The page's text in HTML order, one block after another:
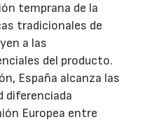
temprana de la
tradicionales de
a las
del producto.
España alcanza las
diferenciada
Europea entre